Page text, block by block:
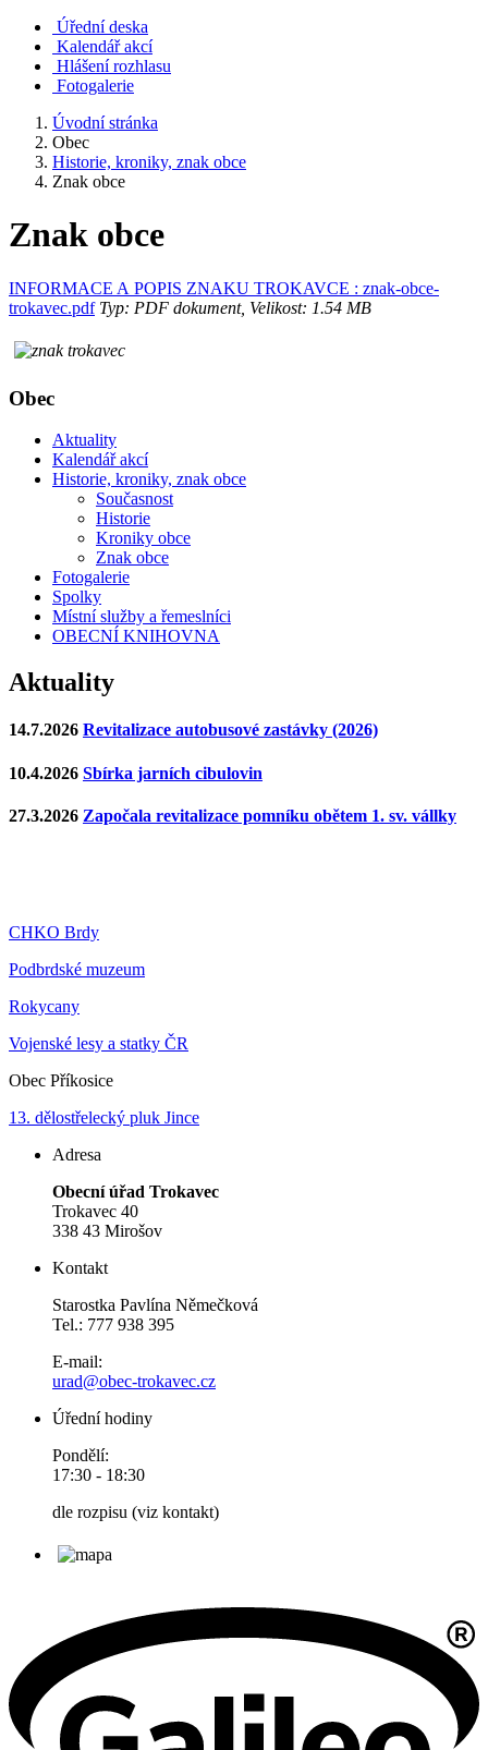
Úřední deska
Kalendář akcí
Hlášení rozhlasu
Fotogalerie
Úvodní stránka
Obec
Historie, kroniky, znak obce
Znak obce
Znak obce
INFORMACE A POPIS ZNAKU TROKAVCE : znak-obce-
trokavec.pdfTyp: PDF dokument, Velikost: 1.54 MB
Obec
Aktuality
Kalendář akcí
Historie, kroniky, znak obce
Současnost
Historie
Kroniky obce
Znak obce
Fotogalerie
Spolky
Místní služby a řemeslníci
OBECNÍ KNIHOVNA
Aktuality
14.7.2026 Revitalizace autobusové zastávky (2026)
10.4.2026 Sbírka jarních cibulovin
27.3.2026 Započala revitalizace pomníku obětem 1. sv. vállky
CHKO Brdy
Podbrdské muzeum
Rokycany
Vojenské lesy a statky ČR
Obec Příkosice
13. dělostřelecký pluk Jince
Adresa
Obecní úřad Trokavec
Trokavec 40
338 43 Mirošov
Kontakt
Starostka Pavlína Němečková
Tel.: 777 938 395
E-mail:
urad@obec-trokavec.cz
Úřední hodiny
Pondělí:
17:30 - 18:30
dle rozpisu (viz kontakt)